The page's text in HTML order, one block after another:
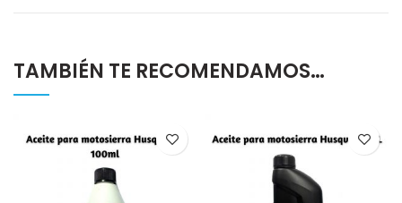
TAMBIÉN TE RECOMENDAMOS…